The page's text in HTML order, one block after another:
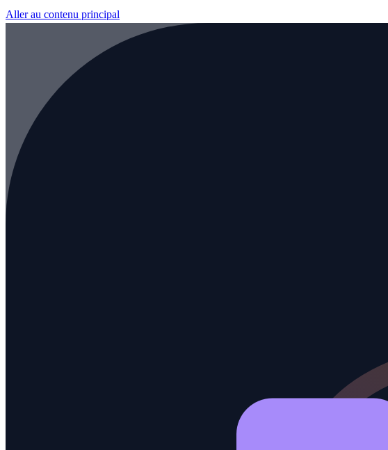
Aller au contenu principal